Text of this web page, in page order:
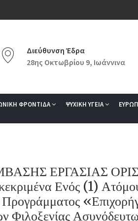
Διεύθυνση Έδρα
28ης Οκτωβρίου 9, Ιωάννινα
ΦΡΟΝΤΙΔΑ ΨΥΧΙΚΗ ΥΓΕΙΑ
ΕΡΓΑΣΙΑΣ
Ενός (1)
Προγράμματος
Φιλοξενίας